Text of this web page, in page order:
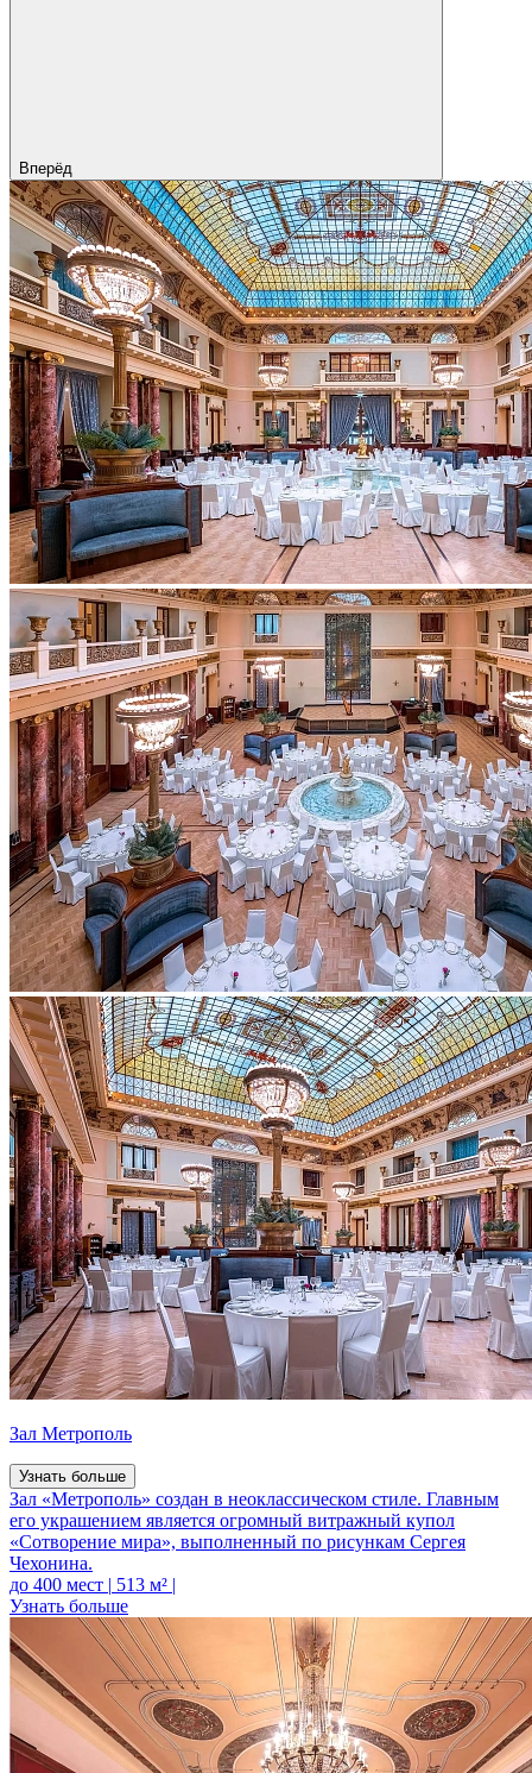
Вперёд
Зал Метрополь
Узнать больше
Зал «Метрополь» создан в неоклассическом стиле. Главным
его украшением является огромный витражный купол
«Сотворение мира», выполненный по рисункам Сергея
Чехонина.
до 400 мест | 513 м² |
Узнать больше